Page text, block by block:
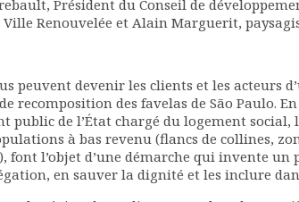
Président du Conseil de
Ville Renouvelée et Alain Marguerit,
peuvent devenir les clients et les acteurs
recomposition des favelas de São Paulo.
public de l’État chargé du logement
à bas revenu (flancs de collines,
font l’objet d’une démarche qui invente
en sauver la dignité et les inclure